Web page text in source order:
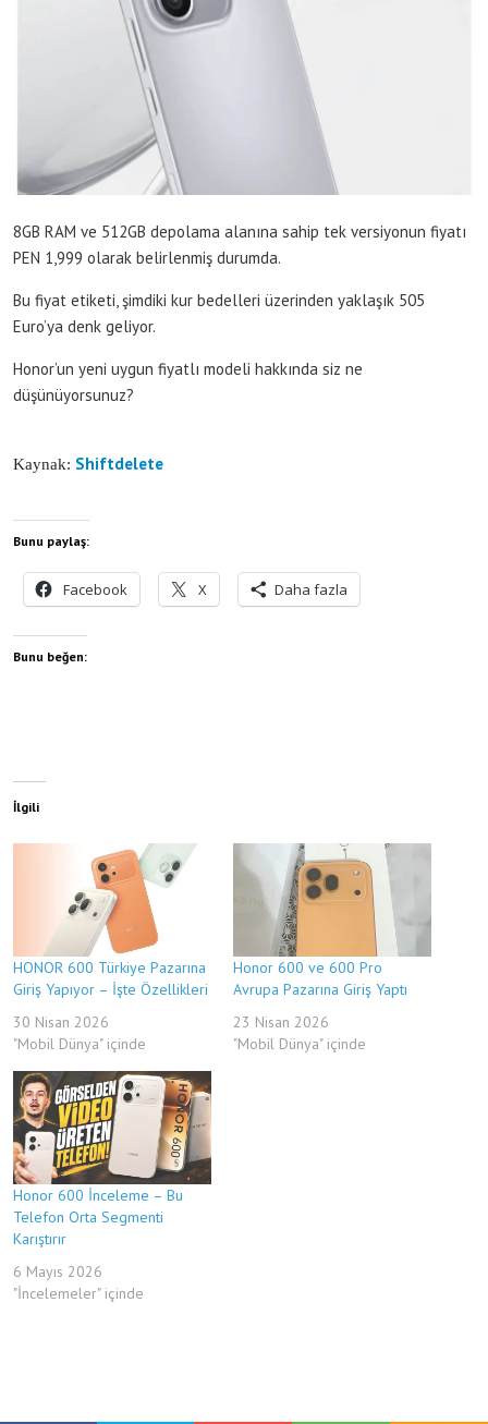
8GB RAM ve 512GB depolama alanına sahip tek versiyonun fiyatı
PEN 1,999 olarak belirlenmiş durumda.
Bu fiyat etiketi, şimdiki kur bedelleri üzerinden yaklaşık 505
Euro’ya denk geliyor.
Honor’un yeni uygun fiyatlı modeli hakkında siz ne
düşünüyorsunuz?
Kaynak: Shiftdelete
Bunu paylaş:
Facebook X Daha fazla
Bunu beğen:
İlgili
HONOR 600 Türkiye Pazarına
Giriş Yapıyor – İşte Özellikleri
30 Nisan 2026
"Mobil Dünya" içinde
Honor 600 ve 600 Pro
Avrupa Pazarına Giriş Yaptı
23 Nisan 2026
"Mobil Dünya" içinde
Honor 600 İnceleme – Bu
Telefon Orta Segmenti
Karıştırır
6 Mayıs 2026
"İncelemeler" içinde